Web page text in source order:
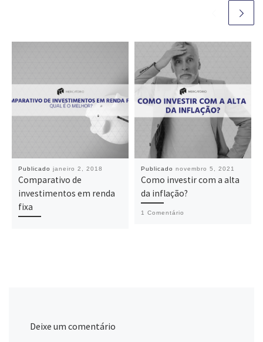
Publicadojaneiro 2, 2018
Comparativo de
investimentos em renda
fixa
Publicadonovembro 5, 2021
Como investir com a alta
da inflação?
1 Comentário
Deixe um comentário